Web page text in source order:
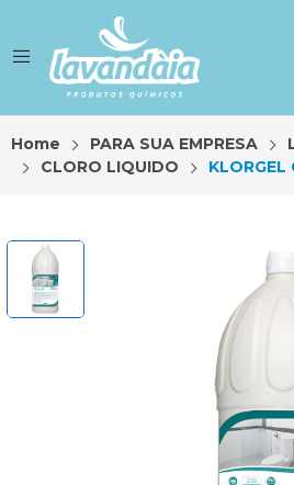
Home PARA SUA EMPRESA
CLORO LIQUIDO
KLORGEL